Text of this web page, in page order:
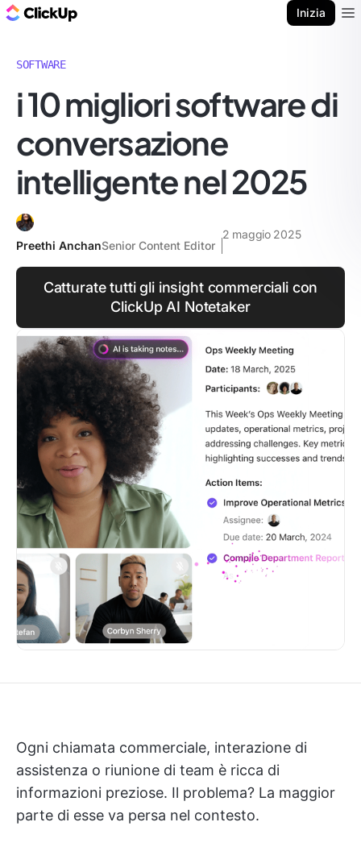
Inizia
SOFTWARE
i 10 migliori software di
conversazione
intelligente nel 2025
Preethi AnchanSenior Content Editor
2 maggio 2025
Catturate tutti gli insight commerciali con
ClickUp AI Notetaker
Ogni chiamata commerciale, interazione di
assistenza o riunione di team è ricca di
informazioni preziose. Il problema? La maggior
parte di esse va persa nel contesto.